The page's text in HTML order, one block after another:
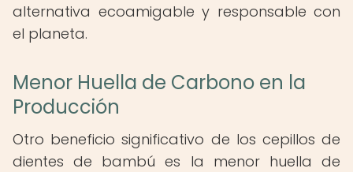
alternativa ecoamigable y responsable con
el planeta.
Menor Huella de Carbono en la
Producción
Otro beneficio significativo de los cepillos de
dientes de bambú es la menor huella de